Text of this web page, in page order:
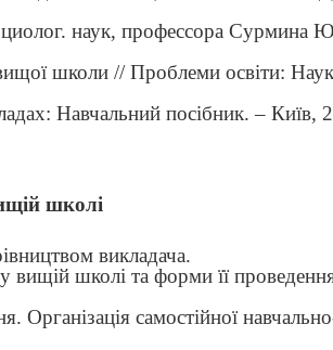
наук, профессора Сурмина
вищої школи // Проблеми освіти:
Навчальний посібник. – Київ,
школі
викладача.
вищій школі та форми її
Організація самостійної